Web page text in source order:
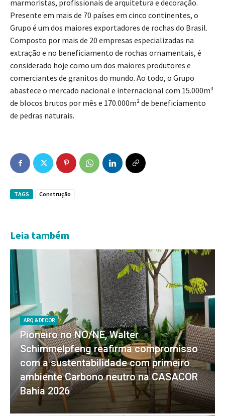
marmoristas, profissionais de arquitetura e decoração.
Presente em mais de 70 países em cinco continentes, o
Grupo é um dos maiores exportadores de rochas do Brasil.
Composto por mais de 20 empresas especializadas na
extração e no beneficiamento de rochas ornamentais, é
considerado hoje como um dos maiores produtores e
comerciantes de granitos do mundo. Ao todo, o Grupo
abastece o mercado nacional e internacional com 15.000m³
de blocos brutos por mês e 170.000m² de beneficiamento
de pedras naturais.
TAGS Construção
Leia também
ARQ & DECOR
Pioneiro no NO/NE, Walter
Schimmelpfeng reafirma compromisso
com a sustentabilidade com primeiro
ambiente Carbono neutro na CASACOR
Bahia 2026